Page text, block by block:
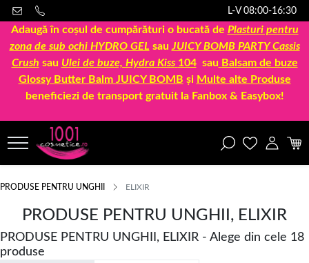
L-V 08:00-16:30
Adaugă în coșul de cumpărături o bucată de Plasturi pentru
zona de sub ochi HYDRO GEL sau JUICY BOMB PARTY Cassis
Crush sau Ulei de buze, Hydra Kiss 104sau Balsam de buze
Glossy Butter Balm JUICY BOMB și Multe alte Produse
beneficiezi de transport gratuit la Fanbox & Easybox!
PRODUSE PENTRU UNGHII ELIXIR
PRODUSE PENTRU UNGHII, ELIXIR
PRODUSE PENTRU UNGHII, ELIXIR - Alege din cele 18
produse